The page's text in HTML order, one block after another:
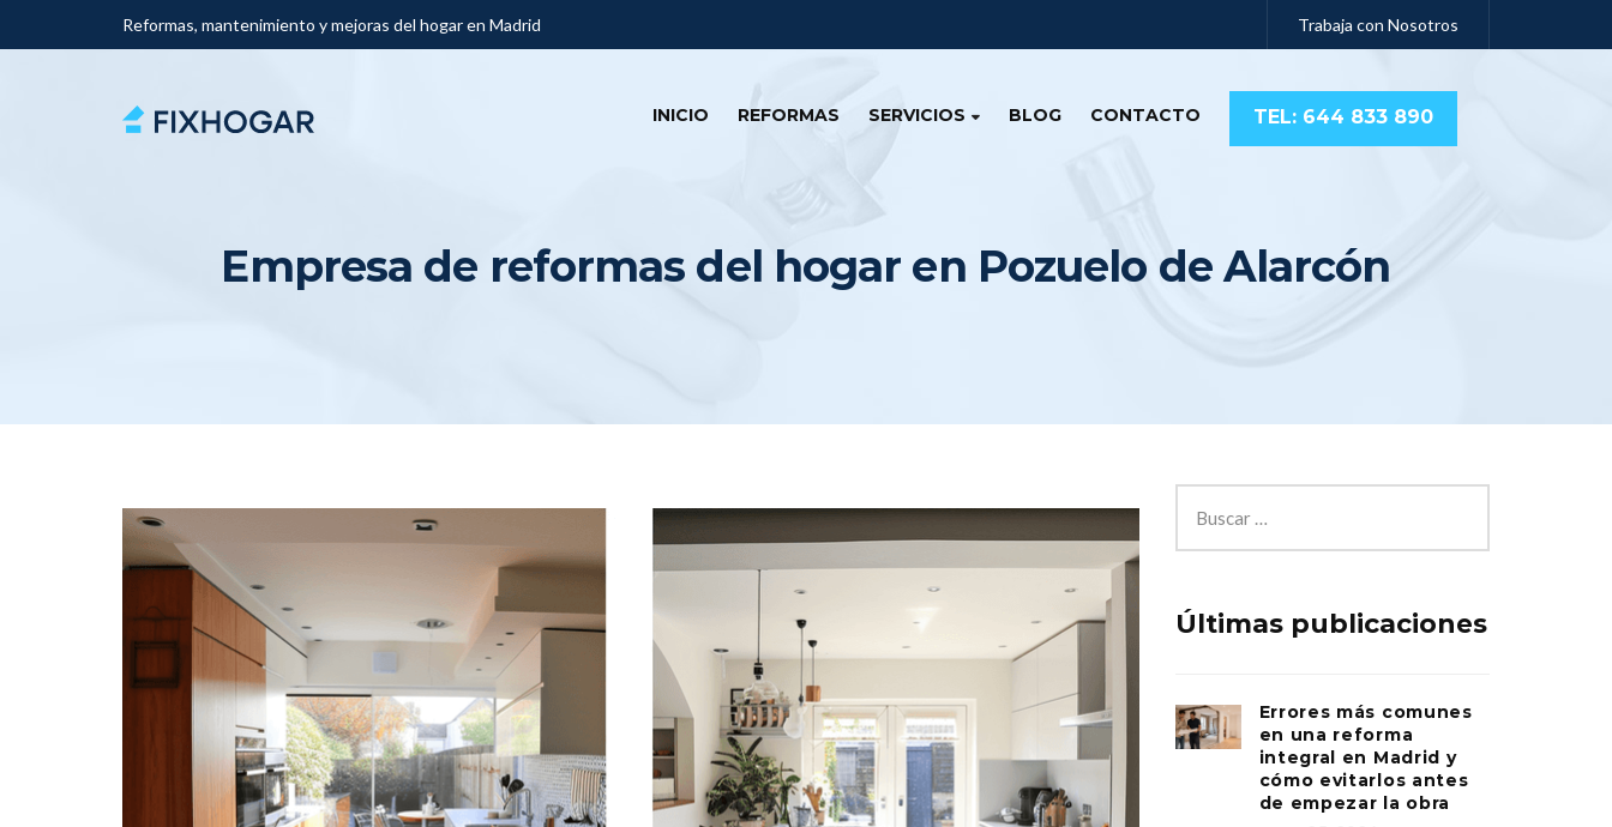
Reformas, mantenimiento y mejoras del hogar en Madrid Trabaja con Nosotros
INICIO REFORMAS SERVICIOS BLOG CONTACTO TEL: 644 833 890
Empresa de reformas del hogar en Pozuelo de Alarcón
Últimas publicaciones
Errores más comunes
en una reforma
integral en Madrid y
cómo evitarlos antes
de empezar la obra